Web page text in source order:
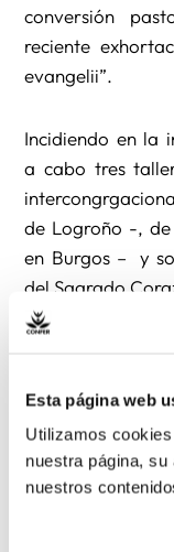
Esta página web
Utilizamos
nuestra página,
nuestros
conversión
reciente
evangelii”.
Incidiendo en la
a cabo tres
de Logroño -,
en Burgos – y
del Sagrado
Presupuesto,
Programación
2014.